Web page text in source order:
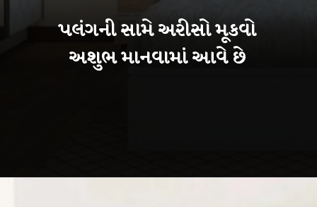
પલંગની સામે અરીસો મૂકવો
અશુભ માનવામાં આવે છે